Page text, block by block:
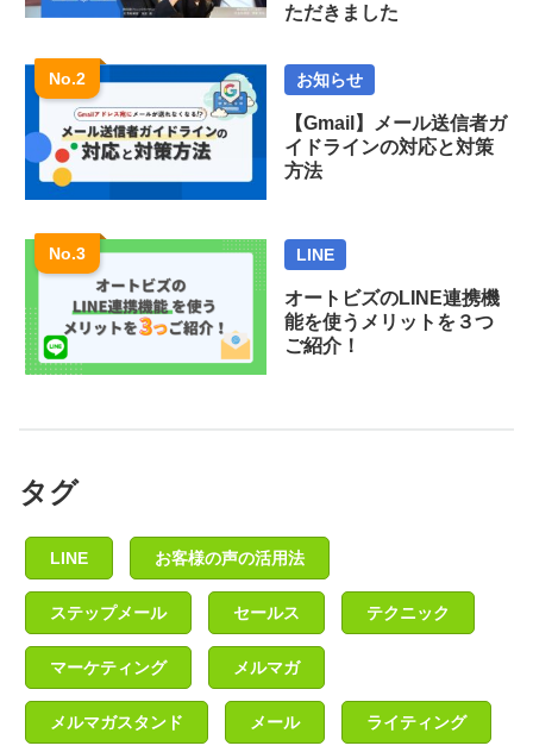
ただきました
お知らせ
【Gmail】メール送信者ガ
イドラインの対応と対策
方法
LINE
オートビズのLINE連携機
能を使うメリットを３つ
ご紹介！
タグ
LINE お客様の声の活用法
ステップメール セールス テクニック
マーケティング メルマガ
メルマガスタンド メール ライティング